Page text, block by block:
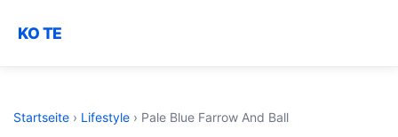
KO TE
Startseite › Lifestyle › Pale Blue Farrow And Ball